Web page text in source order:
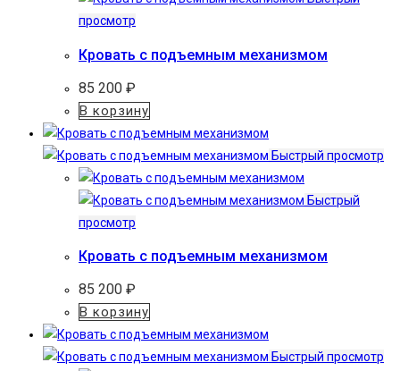
просмотр
Кровать с подъемным механизмом
85 200 ₽
В корзину
Быстрый просмотр
Быстрый
просмотр
Кровать с подъемным механизмом
85 200 ₽
В корзину
Быстрый просмотр